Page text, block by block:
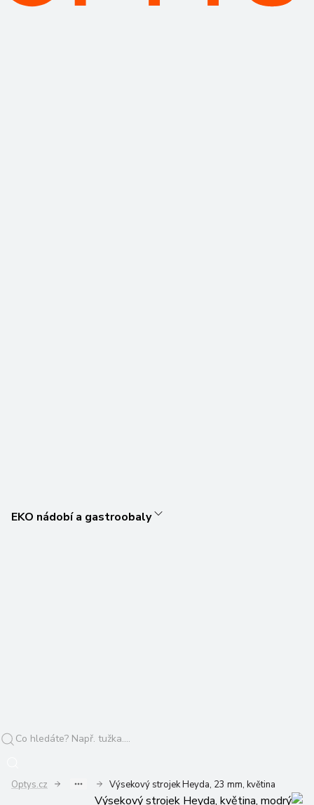
EKO nádobí a gastroobaly
Optys.cz Výsekový strojek Heyda, 23 mm, květina